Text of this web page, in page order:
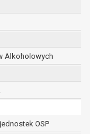
Alkoholowych
OSP
danych
niezgodne
dane
usunięciu
ich
już